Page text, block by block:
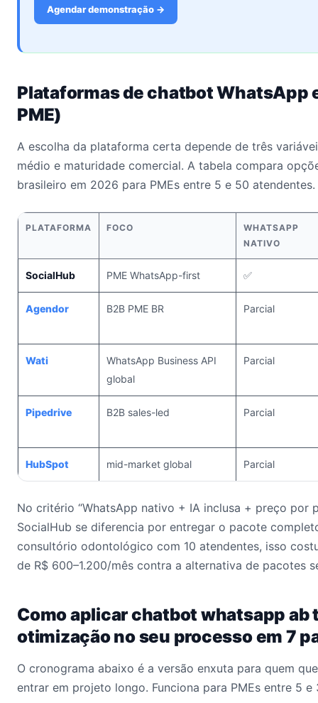
Agendar demonstração →
Plataformas de chatbot WhatsApp
PME)
A escolha da plataforma certa depende de três
médio e maturidade comercial. A tabela compara
brasileiro em 2026 para PMEs entre 5 e 50 atendentes.
PLATAFORMA FOCO
WHATSAPP
NATIVO
SocialHub PME WhatsApp-first ✅
Agendor B2B PME BR Parcial
Wati
WhatsApp Business API
global
Parcial
Pipedrive B2B sales-led Parcial
HubSpot mid-market global Parcial
No critério “WhatsApp nativo + IA inclusa + preço por
SocialHub se diferencia por entregar o pacote
consultório odontológico com 10 atendentes, isso
de R$ 600–1.200/mês contra a alternativa de pacotes
Como aplicar chatbot whatsapp ab
otimização no seu processo em 7
O cronograma abaixo é a versão enxuta para quem
entrar em projeto longo. Funciona para PMEs entre 5 e